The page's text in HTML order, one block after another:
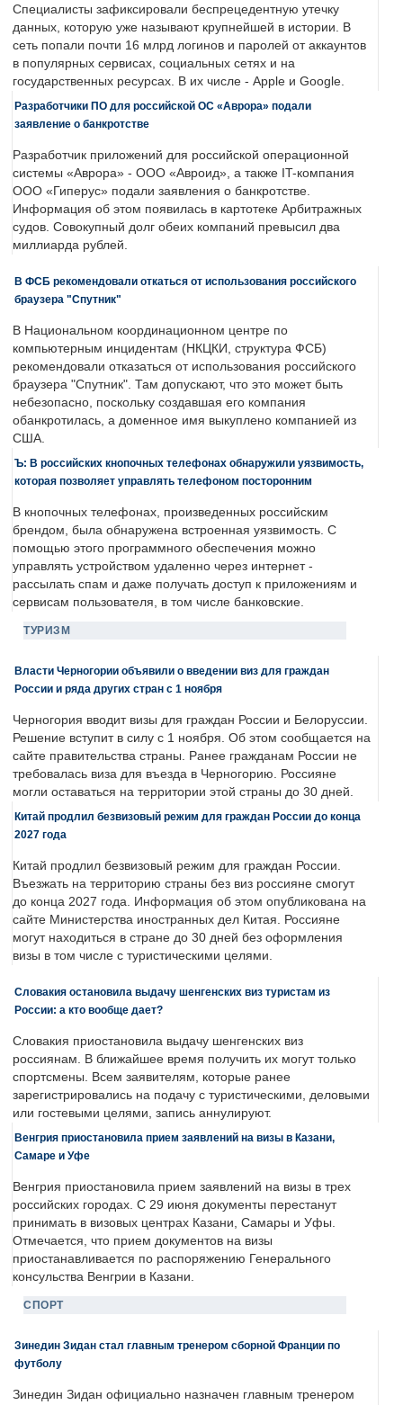
Специалисты зафиксировали беспрецедентную утечку
данных, которую уже называют крупнейшей в истории. В
сеть попали почти 16 млрд логинов и паролей от аккаунтов
в популярных сервисах, социальных сетях и на
государственных ресурсах. В их числе - Apple и Google.
Разработчики ПО для российской ОС «Аврора» подали
заявление о банкротстве
Разработчик приложений для российской операционной
системы «Аврора» - ООО «Авроид», а также IT-компания
ООО «Гиперус» подали заявления о банкротстве.
Информация об этом появилась в картотеке Арбитражных
судов. Совокупный долг обеих компаний превысил два
миллиарда рублей.
В ФСБ рекомендовали откаться от использования российского
браузера "Спутник"
В Национальном координационном центре по
компьютерным инцидентам (НКЦКИ, структура ФСБ)
рекомендовали отказаться от использования российского
браузера "Спутник". Там допускают, что это может быть
небезопасно, поскольку создавшая его компания
обанкротилась, а доменное имя выкуплено компанией из
США.
Ъ: В российских кнопочных телефонах обнаружили уязвимость,
которая позволяет управлять телефоном посторонним
В кнопочных телефонах, произведенных российским
брендом, была обнаружена встроенная уязвимость. С
помощью этого программного обеспечения можно
управлять устройством удаленно через интернет -
рассылать спам и даже получать доступ к приложениям и
сервисам пользователя, в том числе банковские.
ТУРИЗМ
Власти Черногории объявили о введении виз для граждан
России и ряда других стран с 1 ноября
Черногория вводит визы для граждан России и Белоруссии.
Решение вступит в силу с 1 ноября. Об этом сообщается на
сайте правительства страны. Ранее гражданам России не
требовалась виза для въезда в Черногорию. Россияне
могли оставаться на территории этой страны до 30 дней.
Китай продлил безвизовый режим для граждан России до конца
2027 года
Китай продлил безвизовый режим для граждан России.
Въезжать на территорию страны без виз россияне смогут
до конца 2027 года. Информация об этом опубликована на
сайте Министерства иностранных дел Китая. Россияне
могут находиться в стране до 30 дней без оформления
визы в том числе с туристическими целями.
Словакия остановила выдачу шенгенских виз туристам из
России: а кто вообще дает?
Словакия приостановила выдачу шенгенских виз
россиянам. В ближайшее время получить их могут только
спортсмены. Всем заявителям, которые ранее
зарегистрировались на подачу с туристическими, деловыми
или гостевыми целями, запись аннулируют.
Венгрия приостановила прием заявлений на визы в Казани,
Самаре и Уфе
Венгрия приостановила прием заявлений на визы в трех
российских городах. С 29 июня документы перестанут
принимать в визовых центрах Казани, Самары и Уфы.
Отмечается, что прием документов на визы
приостанавливается по распоряжению Генерального
консульства Венгрии в Казани.
СПОРТ
Зинедин Зидан стал главным тренером сборной Франции по
футболу
Зинедин Зидан официально назначен главным тренером